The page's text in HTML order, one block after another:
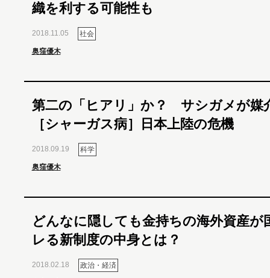
織を利する可能性も
2018.11.05 社会
奥窪優木
第二の「ヒアリ」か？ サシガメが媒
［シャーガス病］日本上陸の危機
2018.09.19 科学
奥窪優木
どんなに隠しても金持ちの海外資産が
レる新制度の中身とは？
2018.02.18 政治・経済